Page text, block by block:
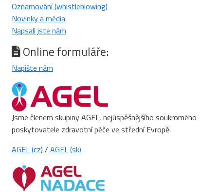
Oznamování (whistleblowing)
Novinky a média
Napsali jste nám
Online formuláře:
Napište nám
Jsme členem skupiny AGEL, nejúspěšnějšího soukromého
poskytovatele zdravotní péče ve střední Evropě.
AGEL (cz) / AGEL (sk)